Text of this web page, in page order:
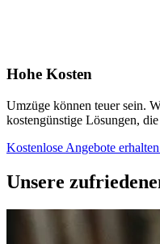
Hohe Kosten
Umzüge können teuer sein.
kostengünstige Lösungen,
Kostenlose Angebote
Unsere